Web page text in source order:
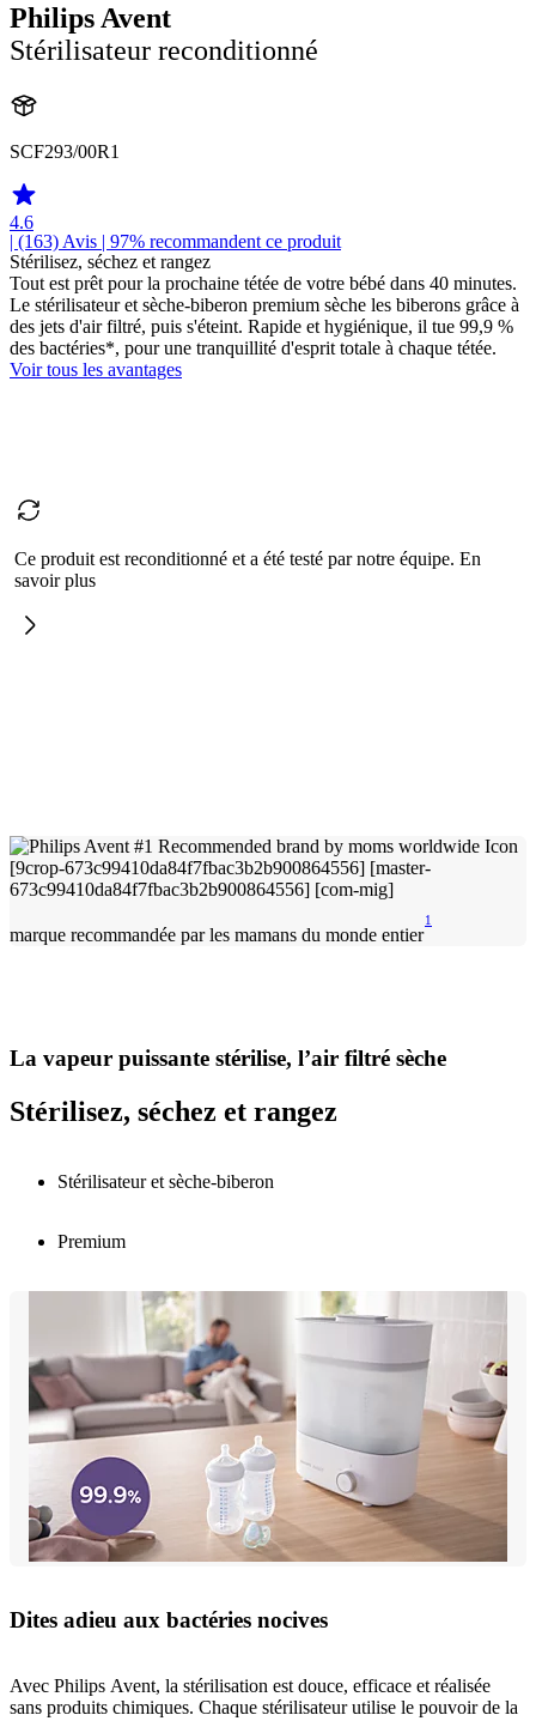
Philips Avent
Stérilisateur reconditionné
SCF293/00R1
4.6
| (163) Avis | 97% recommandent ce produit
Stérilisez, séchez et rangez
Tout est prêt pour la prochaine tétée de votre bébé dans 40 minutes.
Le stérilisateur et sèche-biberon premium sèche les biberons grâce à
des jets d'air filtré, puis s'éteint. Rapide et hygiénique, il tue 99,9 %
des bactéries*, pour une tranquillité d'esprit totale à chaque tétée.
Voir tous les avantages
Ce produit est reconditionné et a été testé par notre équipe. En
savoir plus
marque recommandée par les mamans du monde entier
1
La vapeur puissante stérilise, l’air filtré sèche
Stérilisez, séchez et rangez
Stérilisateur et sèche-biberon
Premium
Dites adieu aux bactéries nocives
Avec Philips Avent, la stérilisation est douce, efficace et réalisée
sans produits chimiques. Chaque stérilisateur utilise le pouvoir de la